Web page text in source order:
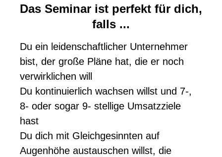
Das Seminar ist perfekt für dich,
falls ...
Du ein leidenschaftlicher Unternehmer
bist, der große Pläne hat, die er noch
verwirklichen will
Du kontinuierlich wachsen willst und 7-,
8- oder sogar 9- stellige Umsatzziele
hast
Du dich mit Gleichgesinnten auf
Augenhöhe austauschen willst, die